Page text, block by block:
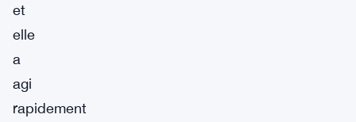
et
elle
a
agi
rapidement